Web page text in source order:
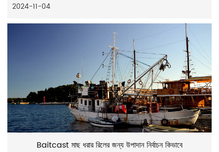
2024-11-04
Baitcast মাছ ধরার রিলের জন্য উপাদান নির্বাচন কিভাবে